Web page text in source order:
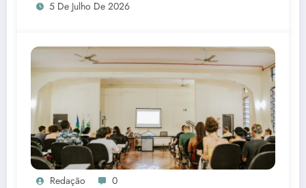
5 De Julho De 2026
Redação 0